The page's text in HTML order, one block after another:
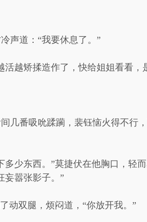
声道：“我要休息了。”
越矫揉造作了，快给姐姐看看，
几番吸吮蹂躏，裴钰恼火得不行
少东西。”莫捷伏在他胸口，轻
妄嚣张影子。”
动双腿，烦闷道，“你放开我。”